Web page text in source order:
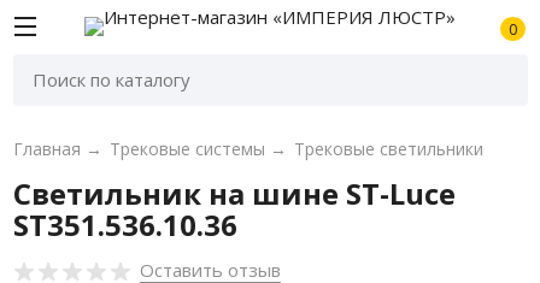
0
Главная → Трековые системы → Трековые светильники
Светильник на шине ST-Luce
ST351.536.10.36
Оставить отзыв